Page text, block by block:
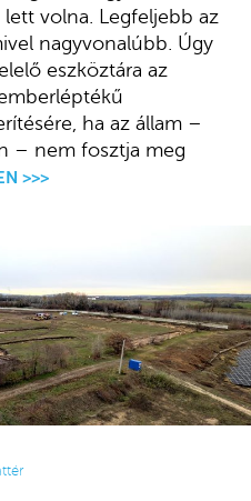
volna. Legfeljebb az
nagyvonalúbb. Úgy
eszköztára az
ha az állam –
– nem fosztja meg
>>>